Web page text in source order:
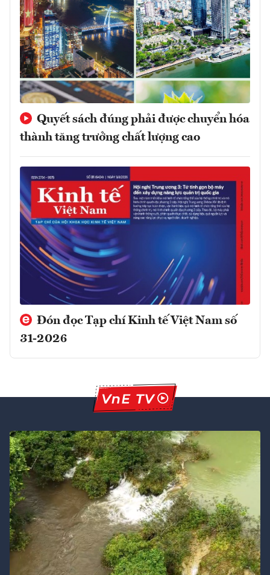
Quyết sách đúng phải được chuyển hóa
thành tăng trưởng chất lượng cao
Đón đọc Tạp chí Kinh tế Việt Nam số
31-2026